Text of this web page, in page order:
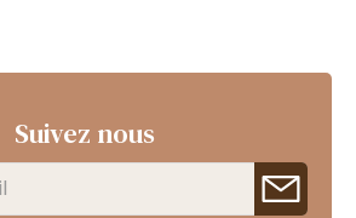
Suivez nous